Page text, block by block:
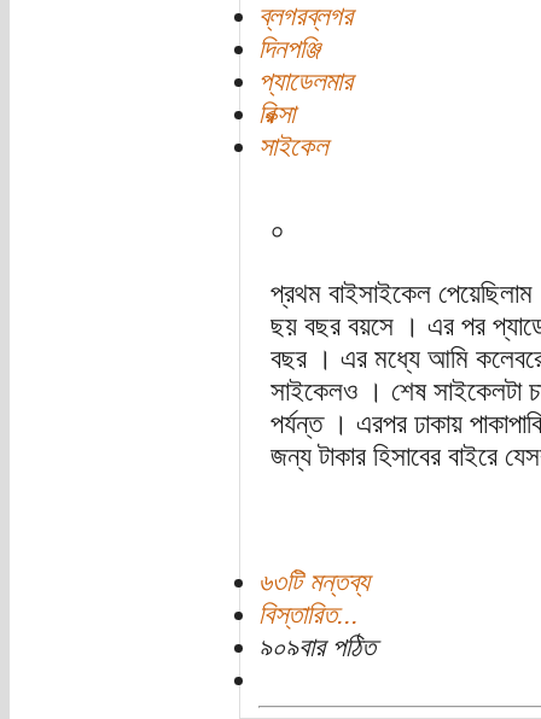
ব্লগরব্লগর
দিনপঞ্জি
প্যাডেলমার
রিক্সা
সাইকেল
০
প্রথম বাইসাইকেল
ছয় বছর বয়সে । এর পর
বছর । এর মধ্যে আমি কলেবরে
সাইকেলও । শেষ সাইকেলটা
পর্যন্ত । এরপর ঢাকায়
জন্য টাকার হিসাবের বাইরে
৬৩টি মন্তব্য
বিস্তারিত...
৯০৯বার পঠিত